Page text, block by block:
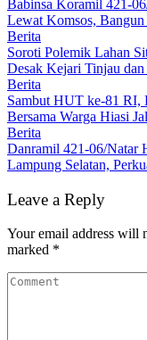
Babinsa Koramil 421-
Lewat Komsos,
Berita
Soroti Polemik Lahan
Desak Kejari Tinjau
Berita
Sambut HUT ke-81 RI,
Bersama Warga Hiasi
Berita
Danramil 421-06/Natar
Lampung Selatan,
Leave a Reply
Your email address will
marked *